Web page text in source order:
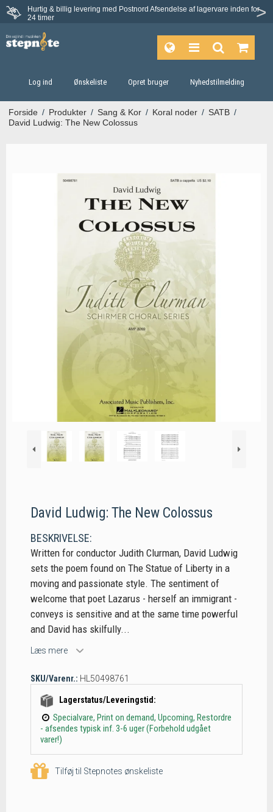
Hurtig & billig levering med Postnord Afsendelse af lagervare inden for
24 timer
Fortrydelsesret på 30 dage
Log ind Ønskeliste Opret bruger Nyhedstilmelding
Forside / Produkter / Sang & Kor / Koral noder / SATB /
David Ludwig: The New Colossus
David Ludwig: The New Colossus
BESKRIVELSE:
Written for conductor Judith Clurman, David Ludwig
sets the poem found on The Statue of Liberty in a
moving and passionate style. The sentiment of
welcome that poet Lazarus - herself an immigrant -
conveys is sensitive and at the same time powerful
and David has skilfully...
Læs mere
SKU/Varenr.: HL50498761
Lagerstatus/Leveringstid:
Specialvare, Print on demand, Upcoming, Restordre
- afsendes typisk inf. 3-6 uger (Forbehold udgået
varer!)
Tilføj til Stepnotes ønskeliste